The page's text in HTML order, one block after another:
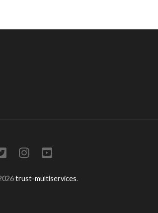
trust-multiservices.